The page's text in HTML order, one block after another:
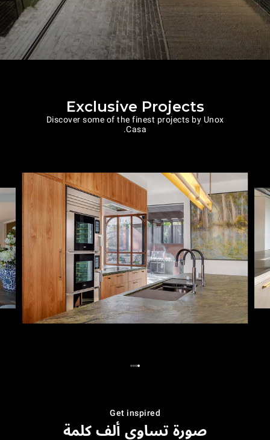
Exclusive Projects
Discover some of the finest projects by Unox
Casa.
Get inspired
صورة تساوي ألف كلمة